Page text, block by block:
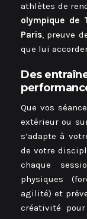
athlètes de
olympique de
Paris, preuve
que lui
Des
Que vos
extérieur ou
s’adapte à
de votre
chaque
physiques
agilité) et
créativité